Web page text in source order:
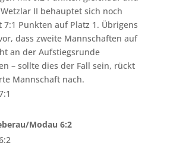
II behauptet sich noch
7:1 Punkten auf Platz 1. Übrigens
dass zweite Mannschaften auf
an der Aufstiegsrunde
– sollte dies der Fall sein, rückt
Mannschaft nach.
Modau 6:2